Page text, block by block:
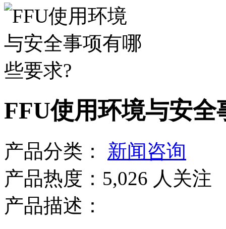
FFU使用环境与安全
产品分类： 新闻咨询
产品热度：5,026 人关注
产品描述：